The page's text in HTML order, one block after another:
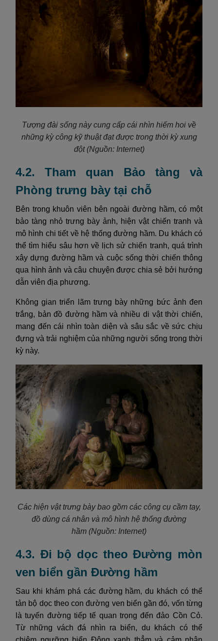
Tượng đài sống này cung cấp cái nhìn hiếm hoi về
những kỳ công kỹ thuật đạt được trong thời kỳ xung
đột(Nguồn: Internet)
4.2. Tham quan Bảo tàng và
Phòng trưng bày tại chỗ
Bên trong khuôn viên bên ngoài đường hầm, có một
bảo tàng nhỏ trưng bày ảnh, hiện vật chiến tranh và
mô hình chi tiết về hệ thống đường hầm. Du khách có
thể tìm hiểu sâu hơn về lịch sử chiến tranh, quá trình
xây dựng đường hầm và cuộc sống thời chiến thông
qua hình ảnh và câu chuyện được chia sẻ bởi hướng
dẫn viên địa phương.
Không gian triển lãm trưng bày những bức ảnh đen
trắng, bản đồ đường hầm và nhiều di vật thời chiến,
mang đến cái nhìn toàn diện và sâu sắc về sức chịu
đựng và trải nghiệm của những người sống trong thời
kỳ này.
Các hiện vật trưng bày bao gồm các công cụ cầm tay,
đồ dùng cá nhân và mô hình hệ thống đường
hầm (Nguồn: Internet)
4.3. Đi bộ dọc theo Đường mòn
ven biển gần Đường hầm
Sau khi khám phá các đường hầm, du khách có thể
tản bộ dọc theo con đường ven biển gần đó, vốn từng
là tuyến đường tiếp tế quan trọng đến đảo Cồn Cỏ.
Từ những vách đá nhìn ra biển, du khách có thể